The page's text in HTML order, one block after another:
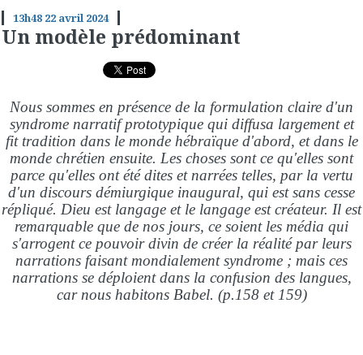
13h48 22 avril 2024
Un modèle prédominant
Nous sommes en présence de la formulation claire d'un
syndrome narratif prototypique qui diffusa largement et
fit tradition dans le monde hébraïque d'abord, et dans le
monde chrétien ensuite. Les choses sont ce qu'elles sont
parce qu'elles ont été dites et narrées telles, par la vertu
d'un discours démiurgique inaugural, qui est sans cesse
répliqué. Dieu est langage et le langage est créateur. Il est
remarquable que de nos jours, ce soient les média qui
s'arrogent ce pouvoir divin de créer la réalité par leurs
narrations faisant mondialement syndrome ; mais ces
narrations se déploient dans la confusion des langues,
car nous habitons Babel. (p.158 et 159)